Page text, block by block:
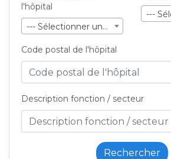
l'hôpital
--- Sélectionner une société ---
Code postal de l'hôpital
Description fonction / secteur
Rechercher